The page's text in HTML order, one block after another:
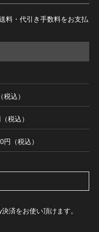
料・代引き手数料をお支払
込）
税込）
（税込）
済をお使い頂けます。